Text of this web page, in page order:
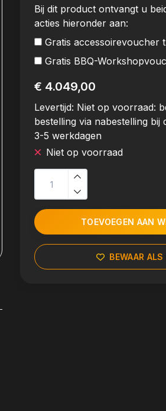
Bij dit product ontvangt u
acties hieronder aan:
Gratis accessoirevoucher
Gratis BBQ-
€ 4.049,00
Levertijd: Niet op voorraad:
bestelling via nabestelling bij
3-5 werkdagen
Niet op voorraad
TOEVOEGEN AAN
BEWAAR ALS